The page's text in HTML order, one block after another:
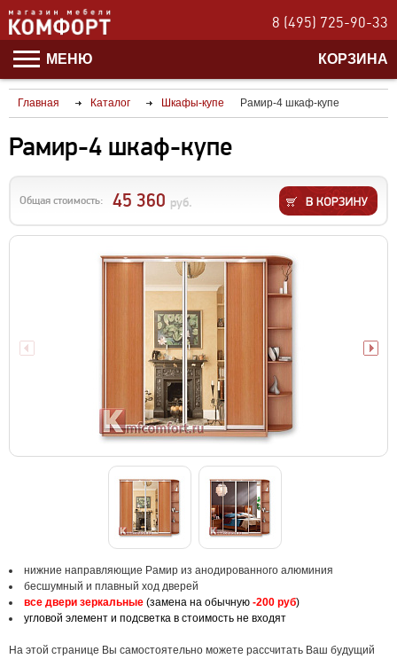
8 (495) 725-90-33
МЕНЮ КОРЗИНА
Главная Каталог Шкафы-купе Рамир-4 шкаф-купе
Рамир-4 шкаф-купе
Общая стоимость: 45 360 руб.
нижние направляющие Рамир из анодированного алюминия
бесшумный и плавный ход дверей
все двери зеркальные (замена на обычную -200 руб)
угловой элемент и подсветка в стоимость не входят
На этой странице Вы самостоятельно можете рассчитать Ваш будущий